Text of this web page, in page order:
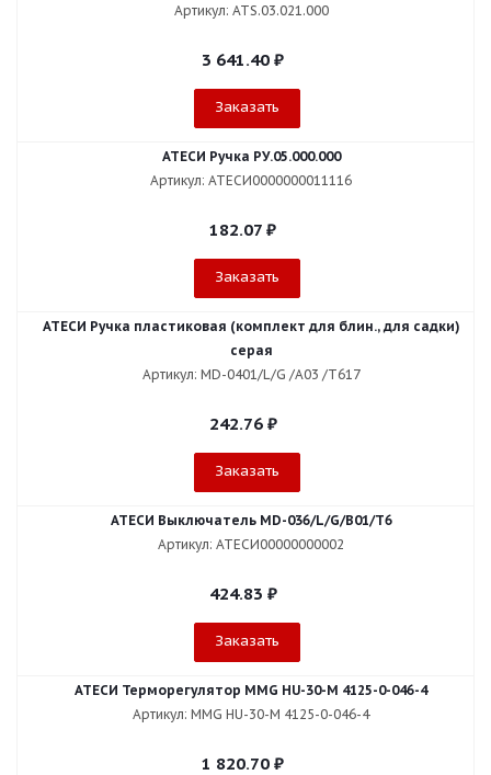
Артикул: ATS.03.021.000
3 641.40 ₽
Заказать
АТЕСИ Ручка РУ.05.000.000
Артикул: АТЕСИ0000000011116
182.07 ₽
Заказать
АТЕСИ Ручка пластиковая (комплект для блин., для садки)
серая
Артикул: МD-0401/L/G /А03 /Т617
242.76₽
Заказать
АТЕСИ Выключатель MD-036/L/G/В01/T6
Артикул: АТЕСИ00000000002
424.83 ₽
Заказать
АТЕСИ Терморегулятор MMG HU-30-M 4125-0-046-4
Артикул: MMG HU-30-M 4125-0-046-4
1 820.70 ₽